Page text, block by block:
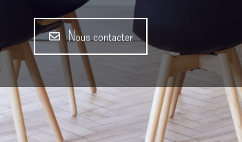
Nous contacter